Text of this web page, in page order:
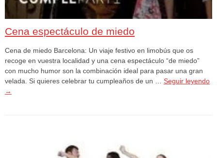
Cena espectáculo de miedo
Cena de miedo Barcelona: Un viaje festivo en limobús que os
recoge en vuestra localidad y una cena espectáculo “de miedo”
con mucho humor son la combinación ideal para pasar una gran
velada. Si quieres celebrar tu cumpleaños de un … Seguir leyendo
→